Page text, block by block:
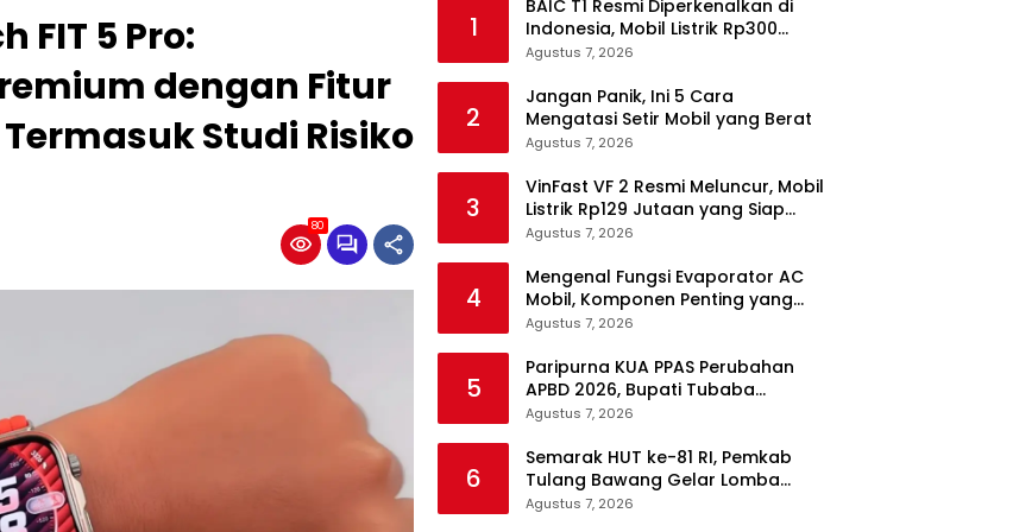
FIT 5 Pro:
dengan Fitur
Studi Risiko
80
1
BAIC T1 Resmi Diperkenalkan di
Indonesia, Mobil Listrik Rp300
Jutaan Siap Ramaikan Pasar EV
Agustus 7, 2026
2
Jangan Panik, Ini 5 Cara
Mengatasi Setir Mobil yang Berat
Agustus 7, 2026
3
VinFast VF 2 Resmi Meluncur, Mobil
Listrik Rp129 Jutaan yang Siap
Jadi Alternatif Pengganti Motor
Agustus 7, 2026
4
Mengenal Fungsi Evaporator AC
Mobil, Komponen Penting yang
Sering Terlupakan
Agustus 7, 2026
5
Paripurna KUA PPAS Perubahan
APBD 2026, Bupati Tubaba
Targetkan Pendapatan Daerah
Agustus 7, 2026
6
Semarak HUT ke-81 RI, Pemkab
Tulang Bawang Gelar Lomba
Senam Udang Manis
Agustus 7, 2026